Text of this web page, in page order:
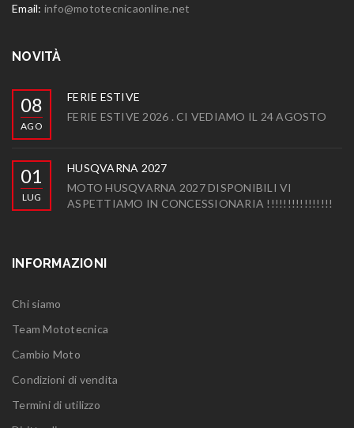
Email: info@mototecnicaonline.net
NOVITÀ
08
AGO
FERIE ESTIVE
FERIE ESTIVE 2026 . CI VEDIAMO IL 24 AGOSTO
01
LUG
HUSQVARNA 2027
MOTO HUSQVARNA 2027 DISPONIBILI VI
ASPETTIAMO IN CONCESSIONARIA !!!!!!!!!!!!!!!!
INFORMAZIONI
Chi siamo
Team Mototecnica
Cambio Moto
Condizioni di vendita
Termini di utilizzo